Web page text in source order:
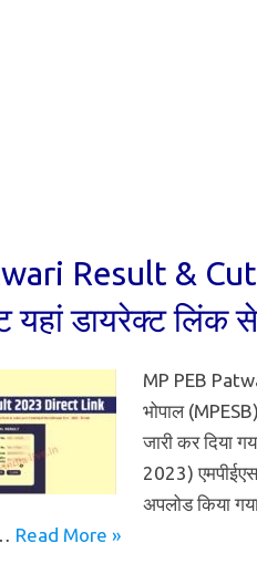
Result & Cut
यहां डायरेक्ट लिंक
MP PEB
भोपाल (MPESB)
जारी कर दिया
2023)
अपलोड किया
Read More »